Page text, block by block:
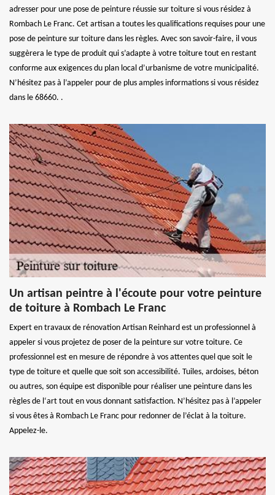
adresser pour une pose de peinture réussie sur toiture si vous résidez à
Rombach Le Franc. Cet artisan a toutes les qualifications requises pour une
pose de peinture sur toiture dans les règles. Avec son savoir-faire, il vous
suggèrera le type de produit qui s’adapte à votre toiture tout en restant
conforme aux exigences du plan local d’urbanisme de votre municipalité.
N’hésitez pas à l’appeler pour de plus amples informations si vous résidez
dans le 68660. .
Un artisan peintre à l'écoute pour votre peinture
de toiture à Rombach Le Franc
Expert en travaux de rénovation Artisan Reinhard est un professionnel à
appeler si vous projetez de poser de la peinture sur votre toiture. Ce
professionnel est en mesure de répondre à vos attentes quel que soit le
type de toiture et quelle que soit son accessibilité. Tuiles, ardoises, béton
ou autres, son équipe est disponible pour réaliser une peinture dans les
règles de l‘art tout en vous donnant satisfaction. N’hésitez pas à l’appeler
si vous êtes à Rombach Le Franc pour redonner de l’éclat à la toiture.
Appelez-le.